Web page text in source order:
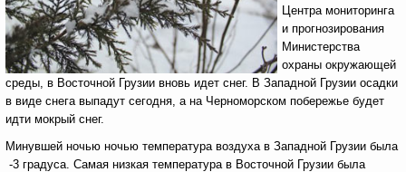
Центра мониторинга
и прогнозирования
Министерства
охраны окружающей
среды, в Восточной Грузии вновь идет снег. В Западной Грузии осадки
в виде снега выпадут сегодня, а на Черноморском побережье будет
идти мокрый снег.
Минувшей ночью ночью температура воздуха в Западной Грузии была
-3 градуса. Самая низкая температура в Восточной Грузии была